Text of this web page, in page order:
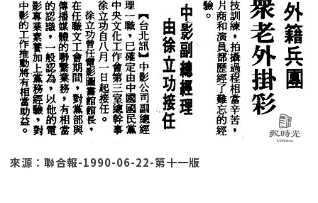
來源：聯合報-1990-06-22-第十一版